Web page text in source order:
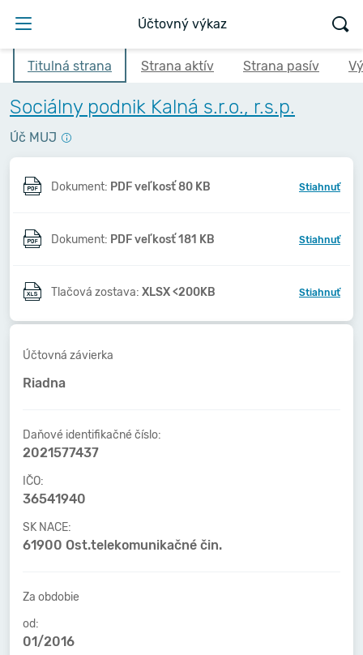
Účtovný výkaz
Titulná strana Strana aktív Strana pasív
Sociálny podnik Kalná s.r.o., r.s.p.
Úč MUJ
Dokument: PDF veľkosť 80 KB Stiahnuť
Dokument: PDF veľkosť 181 KB Stiahnuť
Tlačová zostava: XLSX <200KB Stiahnuť
Účtovná závierka
Riadna
Daňové identifikačné číslo:
2021577437
IČO:
36541940
SK NACE:
61900 Ost.telekomunikačné čin.
Za obdobie
od:
01/2016